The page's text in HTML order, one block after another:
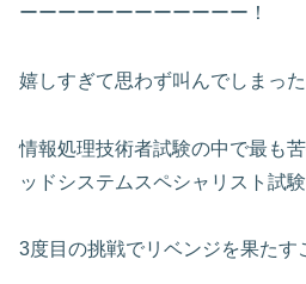
ーーーーーーーーーーーー！
嬉しすぎて思わず叫んでしまった
情報処理技術者試験の中で最も
ッドシステムスペシャリスト試験
3度目の挑戦でリベンジを果たす